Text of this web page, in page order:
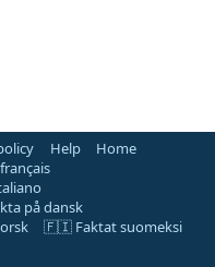
Help
Home
på dansk
🇫🇮 Faktat suomeksi